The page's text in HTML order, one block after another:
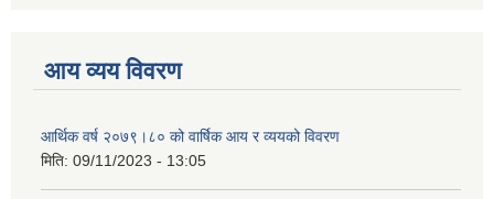
आय व्यय विवरण
आर्थिक वर्ष २०७९।८० को वार्षिक आय र व्ययको विवरण
मिति: 09/11/2023 - 13:05